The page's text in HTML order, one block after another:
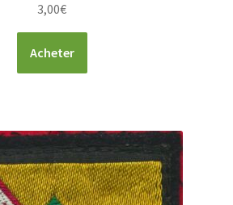
3,00€
Acheter